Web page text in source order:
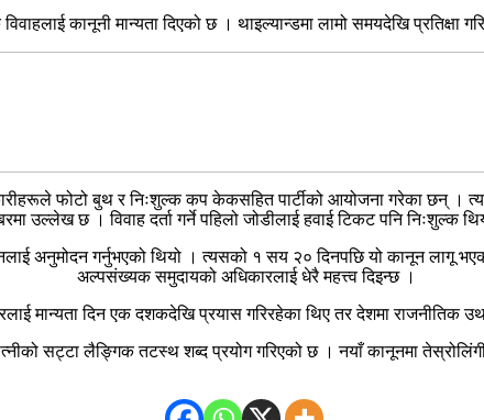
कानूनी मान्यता दिएको छ । थाइल्यान्डमा लामो समयदेखि प्रतिक्षा
फोटो बुथ र निःशुल्क कप केकसहित पार्टीको आयोजना गरेका छन् ।
उल्लेख छ । विवाह दर्ता गर्ने पहिलो जोडीलाई हवाई टिकट पनि निःशुल्क
अनुमोदन गर्नुभएको थियो । त्यसको १ सय २० दिनपछि यो कानून लागू
अल्पसंख्यक समुदायको अधिकारलाई धेरै महत्त्व दिइन्छ ।
मान्यता दिन एक दशकदेखि प्रयास गरिरहेका थिए तर देशमा राजनीतिक
सट्टा लैङ्गिक तटस्थ शब्द प्रयोग गरिएको छ । नयाँ कानूनमा